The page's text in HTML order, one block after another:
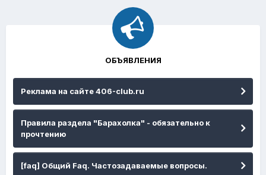
ОБЪЯВЛЕНИЯ
Реклама на сайте 406-club.ru
Правила раздела "Барахолка" - обязательно к
прочтению
[faq] Общий Faq. Частозадаваемые вопросы.